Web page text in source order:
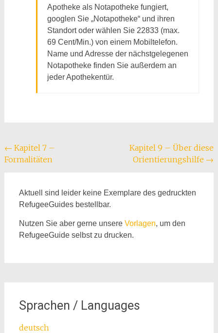
Apotheke als Notapotheke fungiert,
googlen Sie „Notapotheke“ und ihren
Standort oder wählen Sie 22833 (max.
69 Cent/Min.) von einem Mobiltelefon.
Name und Adresse der nächstgelegenen
Notapotheke finden Sie außerdem an
jeder Apothekentür.
Beitragsnavigation
← Kapitel 7 –
Formalitäten
Kapitel 9 – Über diese
Orientierungshilfe →
Aktuell sind leider keine Exemplare des gedruckten
RefugeeGuides bestellbar.
Nutzen Sie aber gerne unsere Vorlagen, um den
RefugeeGuide selbst zu drucken.
Sprachen / Languages
deutsch